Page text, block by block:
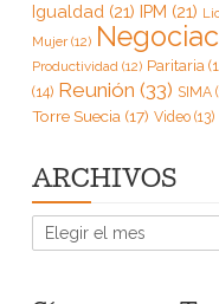
Igualdad (21) IPM (21)
Mujer(12)
Productividad (12) Paritaria
(14) Reunión (33) SIMA
Torre Suecia (17) Video (13)
ARCHIVOS
ARCHIVOS